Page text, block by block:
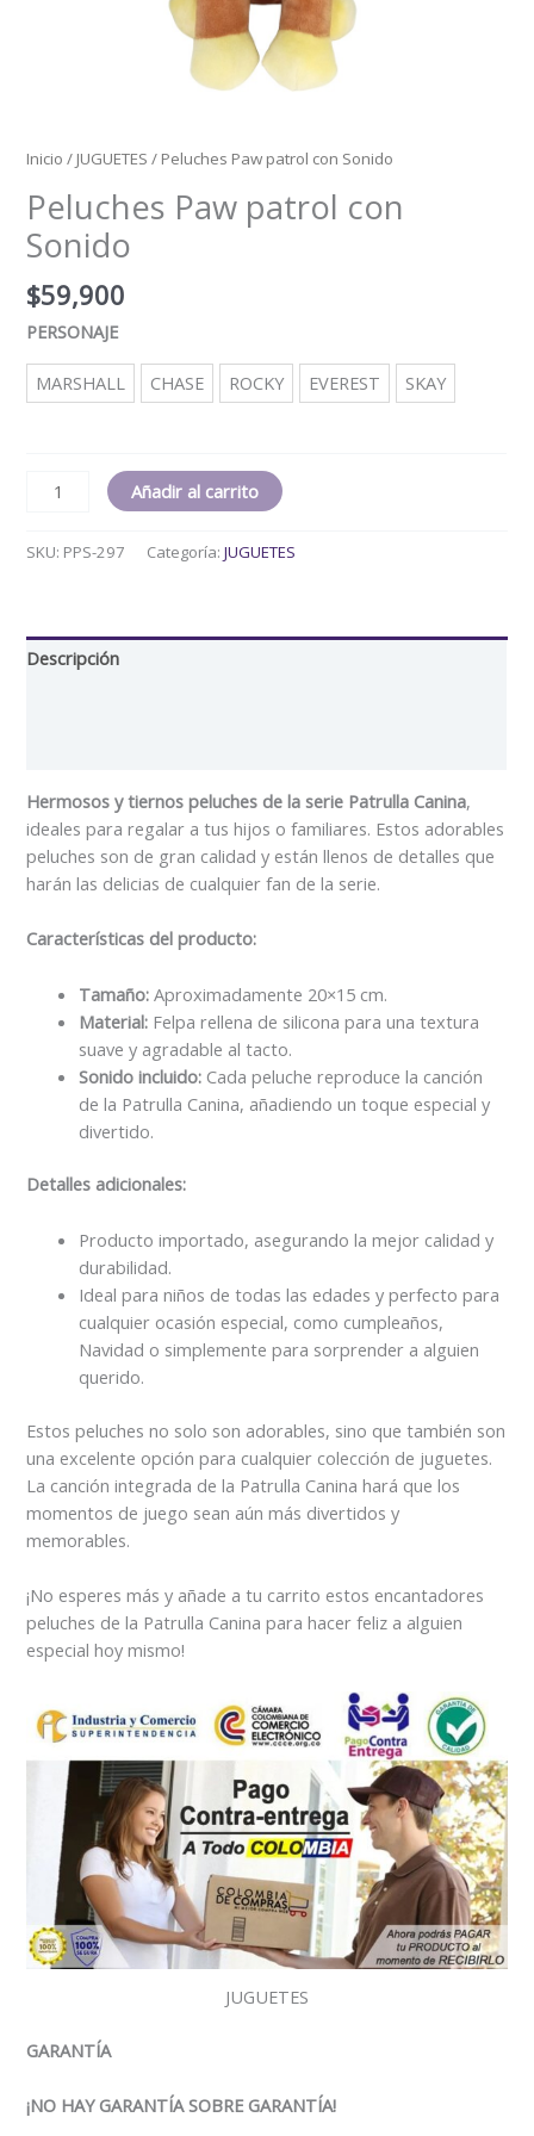
Inicio / JUGUETES / Peluches Paw patrol con Sonido
Peluches Paw patrol con
Sonido
$59,900
PERSONAJE
MARSHALL CHASE ROCKY EVEREST SKAY
Añadir al carrito
SKU: PPS-297 Categoría:JUGUETES
Descripción
Hermosos y tiernos peluches de la serie Patrulla Canina,
ideales para regalar a tus hijos o familiares. Estos adorables
peluches son de gran calidad y están llenos de detalles que
harán las delicias de cualquier fan de la serie.
Características del producto:
Tamaño: Aproximadamente 20×15 cm.
Material: Felpa rellena de silicona para una textura
suave y agradable al tacto.
Sonido incluido: Cada peluche reproduce la canción
de la Patrulla Canina, añadiendo un toque especial y
divertido.
Detalles adicionales:
Producto importado, asegurando la mejor calidad y
durabilidad.
Ideal para niños de todas las edades y perfecto para
cualquier ocasión especial, como cumpleaños,
Navidad o simplemente para sorprender a alguien
querido.
Estos peluches no solo son adorables, sino que también son
una excelente opción para cualquier colección de juguetes.
La canción integrada de la Patrulla Canina hará que los
momentos de juego sean aún más divertidos y
memorables.
¡No esperes más y añade a tu carrito estos encantadores
peluches de la Patrulla Canina para hacer feliz a alguien
especial hoy mismo!
JUGUETES
GARANTÍA
¡NO HAY GARANTÍA SOBRE GARANTÍA!